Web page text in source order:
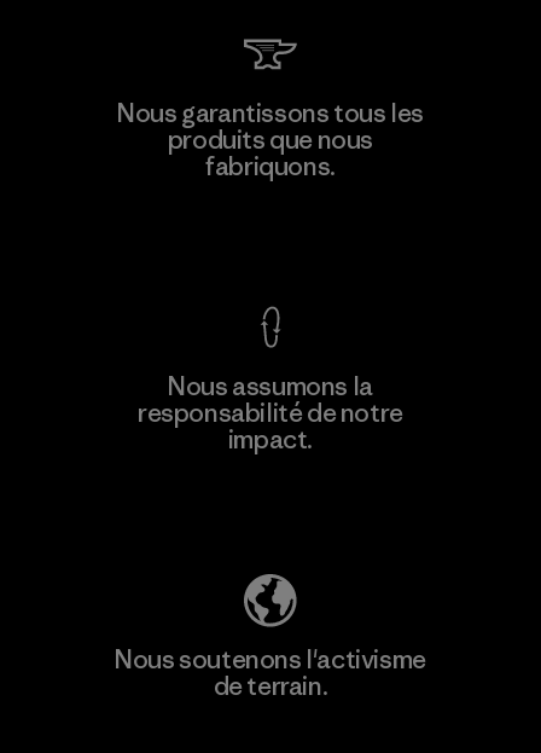
plus
MAS Active (Pvt) Ltd. - Asialine
Nous garantissons tous les
produits que nous
fabriquons.
Nous assumons la
responsabilité de notre
impact.
Nous soutenons l'activisme
de terrain.